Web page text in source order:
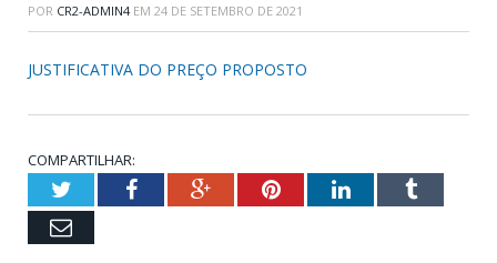
POR CR2-ADMIN4 EM 24 DE SETEMBRO DE 2021
JUSTIFICATIVA DO PREÇO PROPOSTO
COMPARTILHAR:
TwitterFacebookGoogle+PinterestLinkedInTumblr
Email